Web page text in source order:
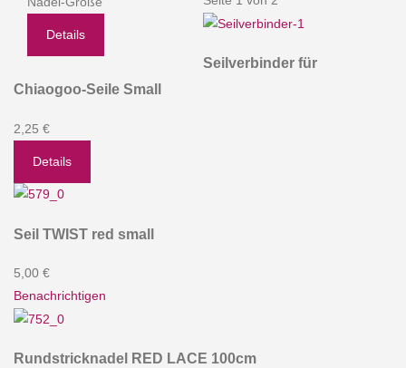
Details
Seilverbinder für
Chiaogoo-Seile Small
2,25 €
Details
Seil TWIST red small
5,00 €
Benachrichtigen
Rundstricknadel RED LACE 100cm